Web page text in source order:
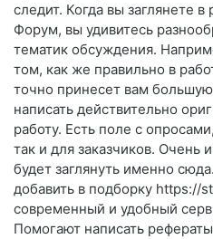
следит. Когда вы заглянете
Форум, вы удивитесь
тематик обсуждения.
том, как же правильно в
точно принесет вам
написать действительно
работу. Есть поле с
так и для заказчиков. Очень
будет заглянуть именно
добавить в подборку
современный и удобный
Помогают написать